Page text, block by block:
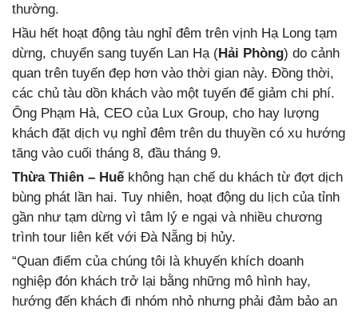
thường.
Hầu hết hoạt động tàu nghỉ đêm trên vịnh Hạ Long tạm
dừng, chuyển sang tuyến Lan Hạ (Hải Phòng) do cảnh
quan trên tuyến đẹp hơn vào thời gian này. Đồng thời,
các chủ tàu dồn khách vào một tuyến để giảm chi phí.
Ông Phạm Hà, CEO của Lux Group, cho hay lượng
khách đặt dịch vụ nghỉ đêm trên du thuyền có xu hướng
tăng vào cuối tháng 8, đầu tháng 9.
Thừa Thiên – Huếkhông hạn chế du khách từ đợt dịch
bùng phát lần hai. Tuy nhiên, hoạt động du lịch của tỉnh
gần như tạm dừng vì tâm lý e ngại và nhiều chương
trình tour liên kết với Đà Nẵng bị hủy.
“Quan điểm của chúng tôi là khuyến khích doanh
nghiệp đón khách trở lại bằng những mô hình hay,
hướng đến khách đi nhóm nhỏ nhưng phải đảm bảo an